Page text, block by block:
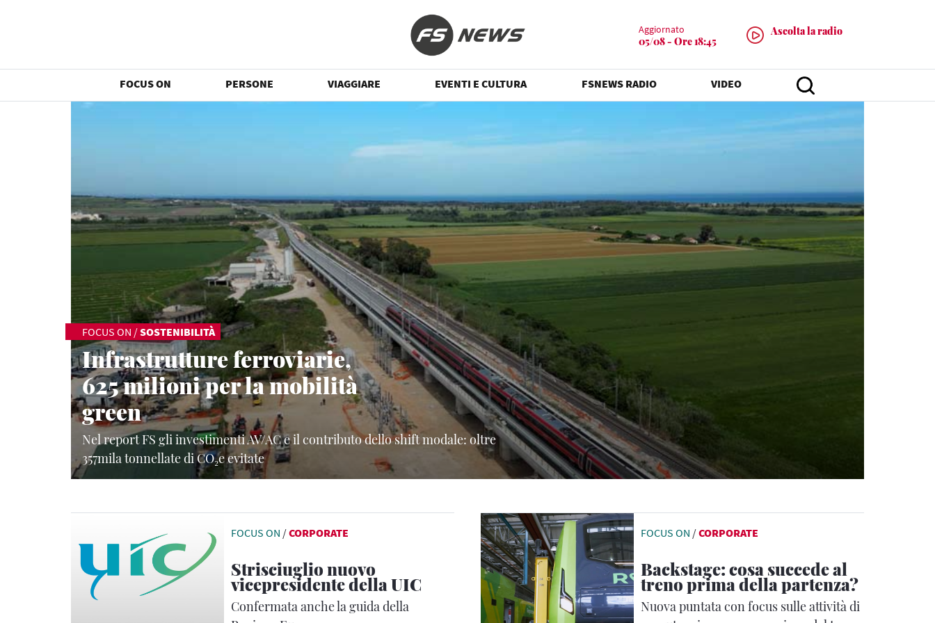
Aggiornato
05/08 - Ore 18:45
Ascolta la radio
FOCUS ON PERSONE VIAGGIARE EVENTI E CULTURA FSNEWS RADIO VIDEO
FOCUS ON /SOSTENIBILITÀ
Infrastrutture ferroviarie,
625 milioni per la mobilità
green
Nel report FS gli investimenti AV/AC e il contributo dello shift modale: oltre
357mila tonnellate di CO₂e evitate
FOCUS ON /CORPORATE
Strisciuglio nuovo
vicepresidente della UIC
Confermata anche la guida della
FOCUS ON /CORPORATE
Backstage: cosa succede al
treno prima della partenza?
Nuova puntata con focus sulle attività di